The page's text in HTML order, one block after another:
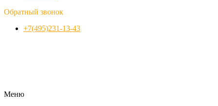
Обратный звонок
+7(495)231-13-43
Меню